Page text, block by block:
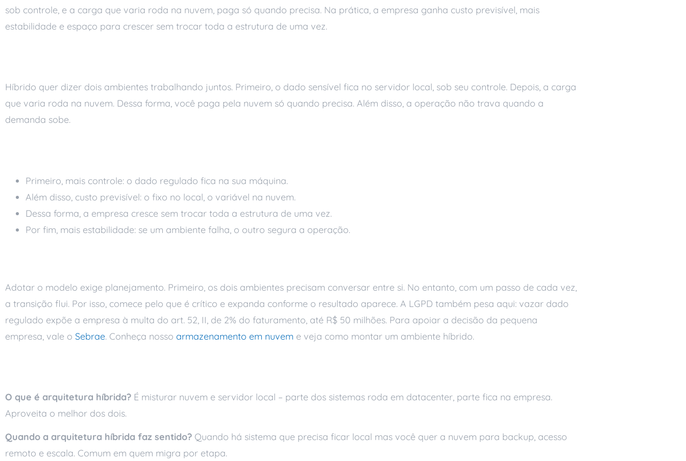
sob controle, e a carga que varia roda na nuvem, paga só quando precisa. Na prática, a empresa ganha custo previsível, mais
estabilidade e espaço para crescer sem trocar toda a estrutura de uma vez.
Híbrido quer dizer dois ambientes trabalhando juntos. Primeiro, o dado sensível fica no servidor local, sob seu controle. Depois, a carga
que varia roda na nuvem. Dessa forma, você paga pela nuvem só quando precisa. Além disso, a operação não trava quando a
demanda sobe.
Primeiro, mais controle: o dado regulado fica na sua máquina.
Além disso, custo previsível: o fixo no local, o variável na nuvem.
Dessa forma, a empresa cresce sem trocar toda a estrutura de uma vez.
Por fim, mais estabilidade: se um ambiente falha, o outro segura a operação.
Adotar o modelo exige planejamento. Primeiro, os dois ambientes precisam conversar entre si. No entanto, com um passo de cada vez,
a transição flui. Por isso, comece pelo que é crítico e expanda conforme o resultado aparece. A LGPD também pesa aqui: vazar dado
regulado expõe a empresa à multa do art. 52, II, de 2% do faturamento, até R$ 50 milhões. Para apoiar a decisão da pequena
empresa, vale o Sebrae. Conheça nosso armazenamento em nuvem e veja como montar um ambiente híbrido.
O que é arquitetura híbrida? É misturar nuvem e servidor local – parte dos sistemas roda em datacenter, parte fica na empresa.
Aproveita o melhor dos dois.
Quando a arquitetura híbrida faz sentido? Quando há sistema que precisa ficar local mas você quer a nuvem para backup, acesso
remoto e escala. Comum em quem migra por etapa.